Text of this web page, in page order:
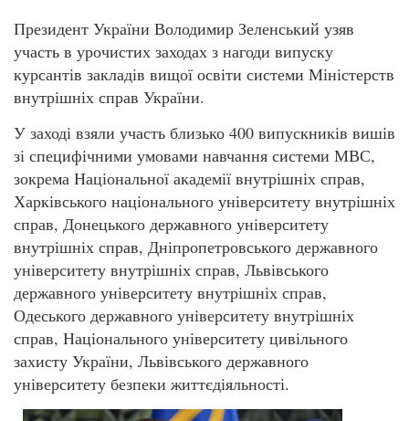
Президент України Володимир Зеленський узяв
участь в урочистих заходах з нагоди випуску
курсантів закладів вищої освіти системи Міністерств
внутрішніх справ України.
У заході взяли участь близько 400 випускників вишів
зі специфічними умовами навчання системи МВС,
зокрема Національної академії внутрішніх справ,
Харківського національного університету внутрішніх
справ, Донецького державного університету
внутрішніх справ, Дніпропетровського державного
університету внутрішніх справ, Львівського
державного університету внутрішніх справ,
Одеського державного університету внутрішніх
справ, Національного університету цивільного
захисту України, Львівського державного
університету безпеки життєдіяльності.